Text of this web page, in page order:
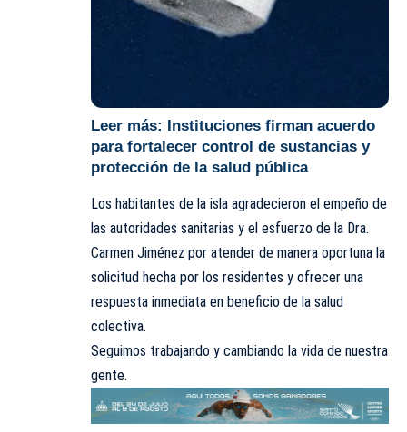
Leer más: Instituciones firman acuerdo
para fortalecer control de sustancias y
protección de la salud pública
Los habitantes de la isla agradecieron el empeño de
las autoridades sanitarias y el esfuerzo de la Dra.
Carmen Jiménez por atender de manera oportuna la
solicitud hecha por los residentes y ofrecer una
respuesta inmediata en beneficio de la salud
colectiva.
Seguimos trabajando y cambiando la vida de nuestra
gente.